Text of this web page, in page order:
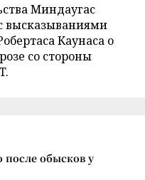
Миндаугас
высказываниями
Каунаса о
со стороны
после обысков у